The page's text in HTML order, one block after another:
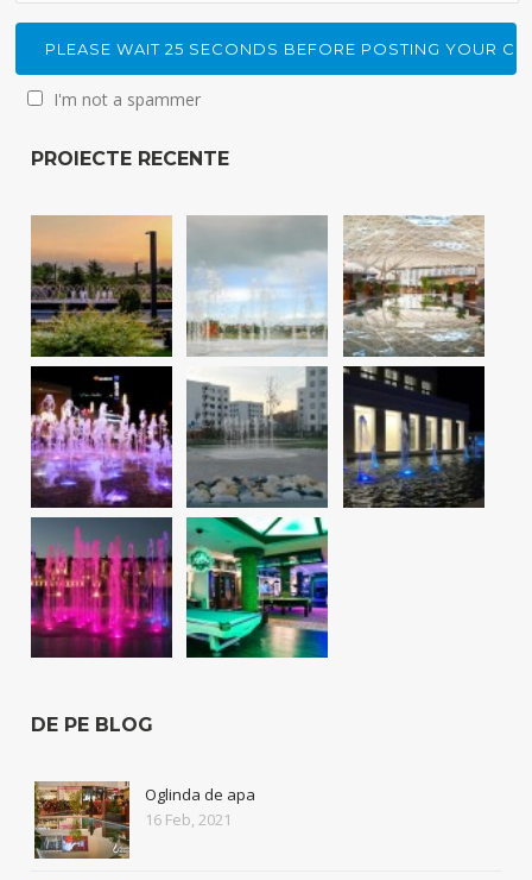
I'm not a spammer
PROIECTE RECENTE
DE PE BLOG
Oglinda de apa
16 Feb, 2021